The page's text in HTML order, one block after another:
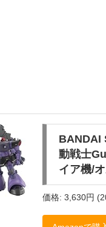
BANDAI
動戦士
イア機/
価格: 3,630円